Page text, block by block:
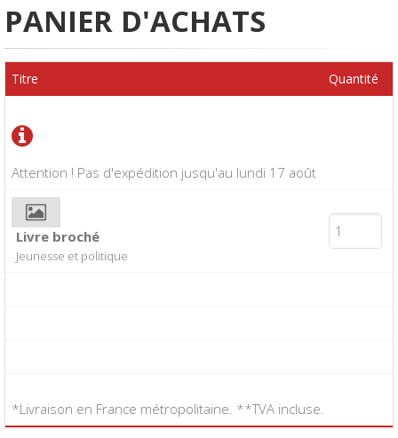
PANIER D'ACHATS
Attention ! Pas d'expédition jusqu'au lundi 17 août
Titre Quantité
Livre broché
Jeunesse et politique
*Livraison en France métropolitaine. **TVA incluse.